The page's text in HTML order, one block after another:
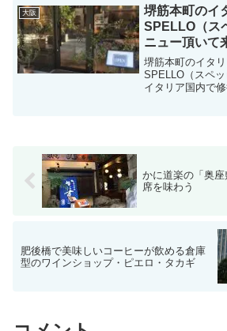
中では老舗級と
チバイキングをご
大阪
堺筋本町のイ
SPELLO（ス
ニュー頂いて
堺筋本町のイタ
SPELLO（スペッ
イタリア国内で
かに道楽の「奥
席を味わう
肥後橋で美味しいコーヒーが飲める倉庫
型のワインショップ・ピエロ・タカギ